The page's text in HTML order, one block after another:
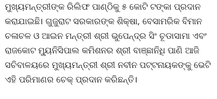
ମୁଖ୍ୟମନ୍ତ୍ରୀଙ୍କ ରିଲିଫ ପାଣ୍ଠିକୁ ୫ କୋଟି ଟଙ୍କା ପ୍ରଦାନ
କରାଯାଇଛି। ଗୁଜୁରାଟ ସରକାରଙ୍କ ଶିକ୍ଷା, ବେସାମରିକ ବିମାନ
ଚଳାଚଳ ଓ ଆଇନ ମନ୍ତ୍ରୀ ଶ୍ରୀ ଭୁପେନ୍ଦ୍ର ସିଂ ଚୂଡାସାମା ଏବଂ
ରାଜକୋଟ ମ୍ୟୁନିସିପାଲ କମିଶନର ଶ୍ରୀ ବାଞ୍ଛାନିଧି ପାଣି ଆଜି
ସଚିବାଳୟରେ ମୁଖ୍ୟମନ୍ତ୍ରୀ ଶ୍ରୀ ନବୀନ ପଟ୍ଟନାୟକଙ୍କୁ ଭେଟି
ଏହି ପରିମାଣର ଚେକ୍ ପ୍ରଦାନ କରିଛନ୍ତି।